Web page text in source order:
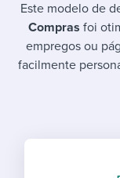
Este modelo de
Compras foi
empregos ou
facilmente